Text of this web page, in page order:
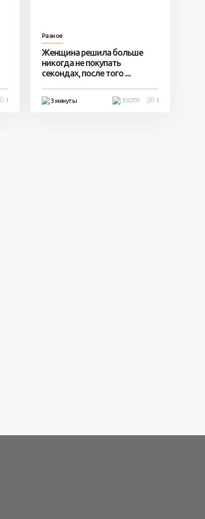
1
Разное
Женщина решила больше
никогда не покупать
секондах, после того ...
3 минуты 3
310701